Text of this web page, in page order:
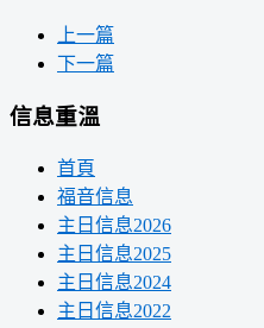
上一篇
下一篇
信息重溫
首頁
福音信息
主日信息2026
主日信息2025
主日信息2024
主日信息2022